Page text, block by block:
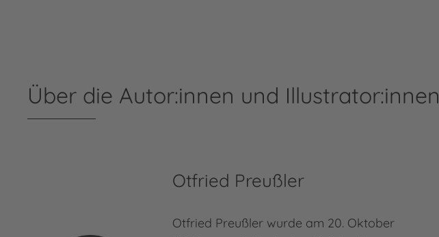
Über die Autor:innen und Illustrator:innen
Otfried Preußler
Otfried Preußler wurde am 20. Oktober